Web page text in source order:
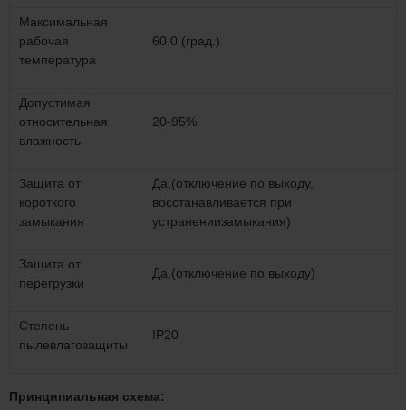
Максимальная
рабочая
температура
60.0 (град.)
Допустимая
относительная
влажность
20-95%
Защита от
короткого
замыкания
Да,(отключение по выходу,
восстанавливается при
устранениизамыкания)
Защита от
перегрузки
Да,(отключение по выходу)
Степень
пылевлагозащиты
IP20
Принципиальная схема: